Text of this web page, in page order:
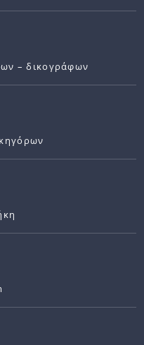
– δικογράφων